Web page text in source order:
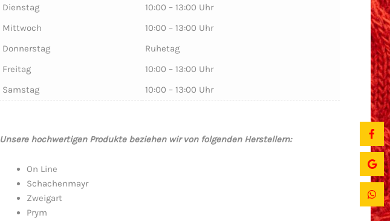
Dienstag
10:00 – 13:00 Uhr
Mittwoch
10:00 – 13:00 Uhr
Donnerstag
Ruhetag
Freitag
10:00 – 13:00 Uhr
Samstag
10:00 – 13:00 Uhr
Unsere hochwertigen Produkte beziehen wir von folgenden Herstellern:
On Line
Schachenmayr
Zweigart
Prym